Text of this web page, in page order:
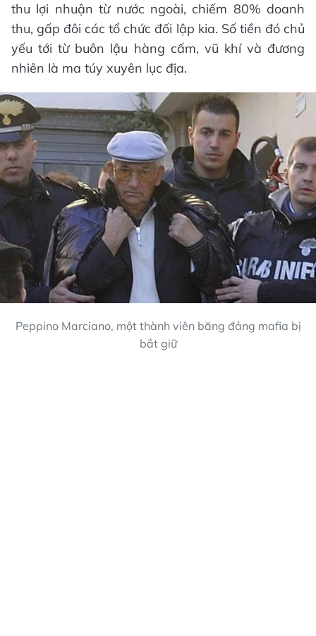
thu lợi nhuận từ nước ngoài, chiếm 80% doanh
thu, gấp đôi các tổ chức đối lập kia. Số tiền đó chủ
yếu tới từ buôn lậu hàng cấm, vũ khí và đương
nhiên là ma túy xuyên lục địa.
Peppino Marciano, một thành viên băng đảng mafia bị
bắt giữ